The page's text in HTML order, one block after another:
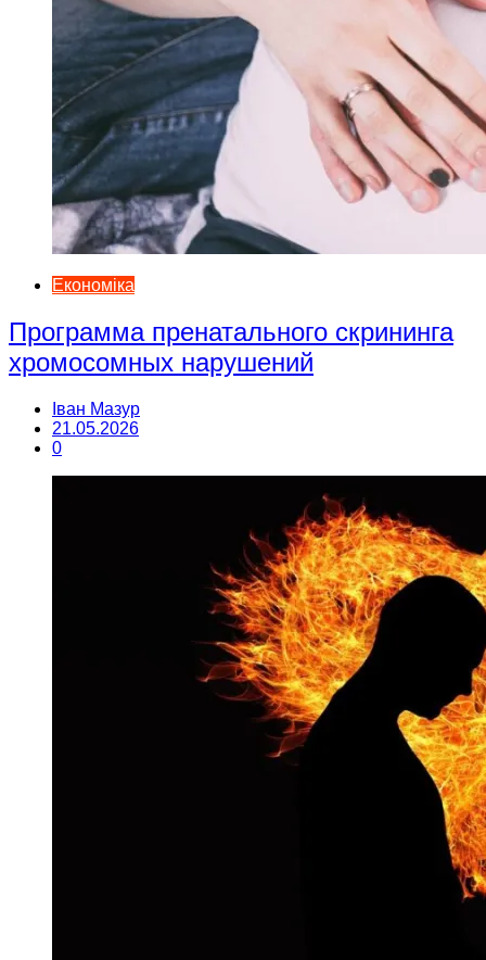
Економіка
Программа пренатального скрининга
хромосомных нарушений
Іван Мазур
21.05.2026
0